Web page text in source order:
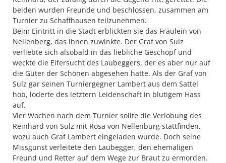
beiden wurden Freunde und beschlossen, zusammen am
Turnier zu Schaffhausen teilzunehmen.
Beim Eintritt in die Stadt erblickten sie das Fräulein von
Nellenberg, das ihnen zuwinkte. Der Graf von Sulz
verliebte sich alsobald in das liebliche Geschöpf und
weckte die Eifersucht des Laubeggers, der es aber nur auf
die Güter der Schönen abgesehen hatte. Als der Graf von
Sulz gar seinen Turniergegner Lambert aus dem Sattel
hob, loderte des letztern Leidenschaft in blutigem Hass
auf.
Vier Wochen nach dem Turnier sollte die Verlobung des
Reinhard von Sulz mit Rosa von Nellenburg stattfinden,
wozu auch Graf Lambert eingeladen wurde. Doch seine
Missgunst verleitete den Laubegger, den ehemaligen
Freund und Retter auf dem Wege zur Braut zu ermorden.